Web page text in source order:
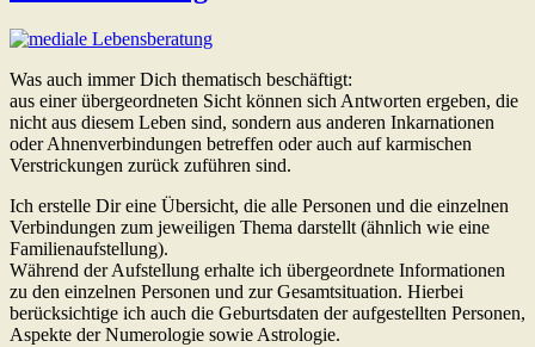
Was auch immer Dich thematisch beschäftigt:
aus einer übergeordneten Sicht können sich Antworten ergeben, die
nicht aus diesem Leben sind, sondern aus anderen Inkarnationen
oder Ahnenverbindungen betreffen oder auch auf karmischen
Verstrickungen zurück zuführen sind.
Ich erstelle Dir eine Übersicht, die alle Personen und die einzelnen
Verbindungen zum jeweiligen Thema darstellt (ähnlich wie eine
Familienaufstellung).
Während der Aufstellung erhalte ich übergeordnete Informationen
zu den einzelnen Personen und zur Gesamtsituation. Hierbei
berücksichtige ich auch die Geburtsdaten der aufgestellten Personen,
Aspekte der Numerologie sowie Astrologie.